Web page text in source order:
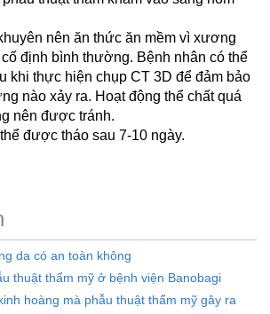
nên ăn thức ăn mềm vì xương
định bình thường. Bệnh nhân có thể
khi thực hiện chụp CT 3D để đảm bảo
nào xảy ra. Hoạt động thể chất quá
nên được tránh.
được tháo sau 7-10 ngày.
da có an toàn không
thuật thẩm mỹ ở bệnh viện Banobagi
hoàng mà phẫu thuật thẩm mỹ gây ra